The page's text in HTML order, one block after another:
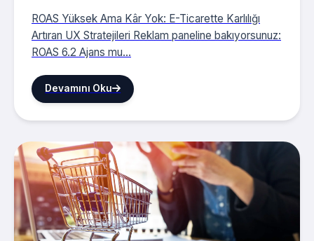
ROAS Yüksek Ama Kâr Yok: E-Ticarette Karlılığı
Artıran UX Stratejileri Reklam paneline bakıyorsunuz:
ROAS 6.2 Ajans mu...
Devamını Oku